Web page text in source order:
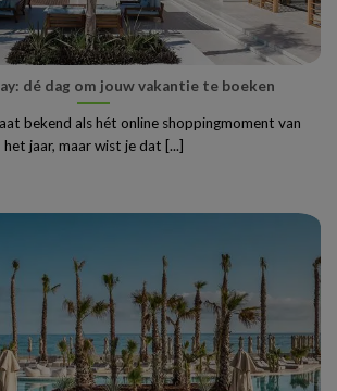
dé dag om jouw vakantie te boeken
bekend als hét online shoppingmoment van
het jaar, maar wist je dat [...]